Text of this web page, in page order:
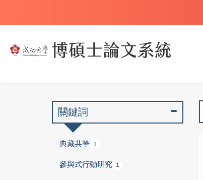
關鍵詞
典藏共筆 1
參與式行動研究 1